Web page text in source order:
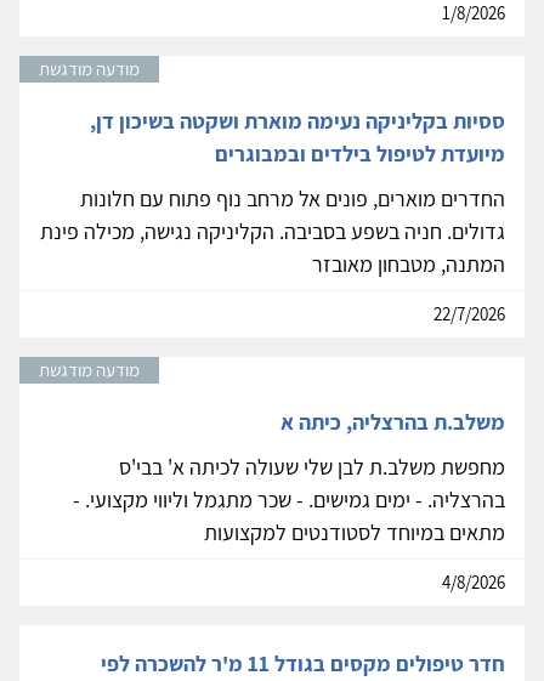
1/8/2026
מודעה מודגשת
ססיות בקליניקה נעימה מוארת ושקטה בשיכון דן,
מיועדת לטיפול בילדים ובמבוגרים
החדרים מוארים, פונים אל מרחב נוף פתוח עם חלונות
גדולים. חניה בשפע בסביבה. הקליניקה נגישה, מכילה פינת
המתנה, מטבחון מאובזר
22/7/2026
מודעה מודגשת
משלב.ת בהרצליה, כיתה א
מחפשת משלב.ת לבן שלי שעולה לכיתה א' בבי'ס
בהרצליה. - ימים גמישים. - שכר מתגמל וליווי מקצועי. -
מתאים במיוחד לסטודנטים למקצועות
4/8/2026
חדר טיפולים מקסים בגודל 11 מ'ר להשכרה לפי